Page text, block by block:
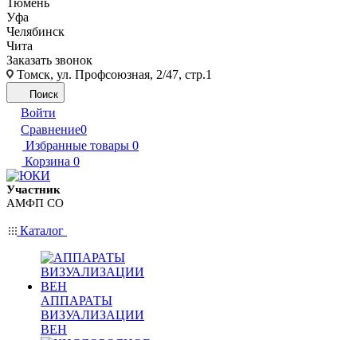
Тюмень
Уфа
Челябинск
Чита
Заказать звонок
Томск, ул. Профсоюзная, 2/47, стр.1
Поиск
Войти
Сравнение0
Избранные товары 0
Корзина 0
Участник
АМФП СО
Каталог
АППАРАТЫ
ВИЗУАЛИЗАЦИИ
ВЕН